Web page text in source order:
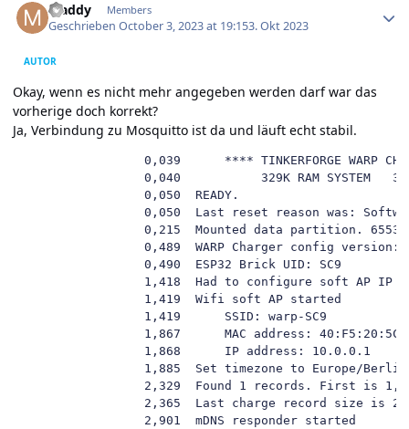
Maddy Members
GeschriebenOctober 3, 2023 at 19:153. Okt 2023
AUTOR
Okay, wenn es nicht mehr angegeben werden darf war das
vorherige doch korrekt?
Ja, Verbindung zu Mosquitto ist da und läuft echt stabil.
0,039      **** TINKERFORGE WARP
0,040           329K RAM SYSTEM
                  0,050  READY.
0,050  Last reset reason was:
0,215  Mounted data partition.
0,489  WARP Charger config version:
                  0,490  ESP32 Brick UID: SC9
1,418  Had to configure soft AP IP
                  1,419  Wifi soft AP started
                  1,419      SSID: warp-SC9
1,867      MAC address:
                  1,868      IP address: 10.0.0.1
                  1,885  Set timezone to Europe/Berlin
2,329  Found 1 records. First is 1,
2,365  Last charge record size is
                  2,901  mDNS responder started